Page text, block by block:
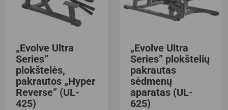
„Evolve Ultra
Series”
plokštelės,
pakrautos „Hyper
Reverse” (UL-
425)
„Evolve Ultra
Series” plokštelių
pakrautas
sėdmenų
aparatas (UL-
625)